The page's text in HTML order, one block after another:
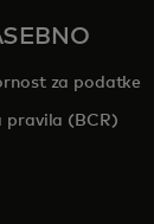
za podatke
pravila (BCR)
in a new tab